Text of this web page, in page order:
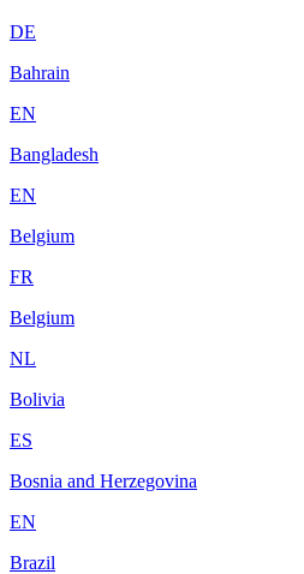
DE
Bahrain
EN
Bangladesh
EN
Belgium
FR
Belgium
NL
Bolivia
ES
Bosnia and Herzegovina
EN
Brazil